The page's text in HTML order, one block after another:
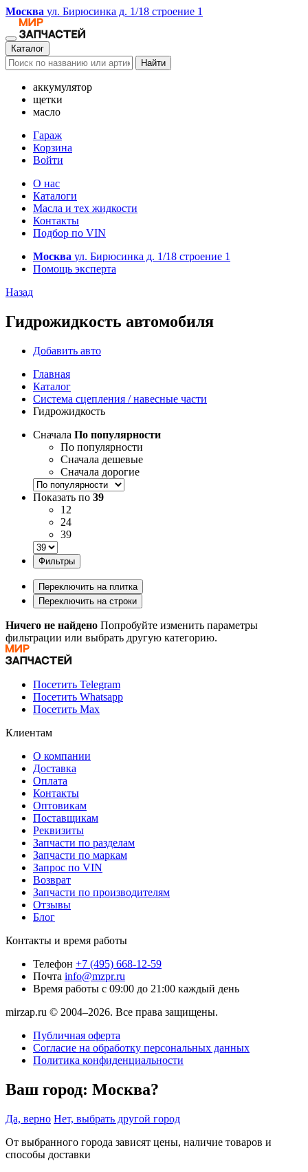
Москва ул. Бирюсинка д. 1/18 строение 1
Каталог
Найти
аккумулятор
щетки
масло
Гараж
Корзина
Войти
О нас
Каталоги
Масла и тех жидкости
Контакты
Подбор по VIN
Москва ул. Бирюсинка д. 1/18 строение 1
Помощь эксперта
Назад
Гидрожидкость автомобиля
Добавить авто
Главная
Каталог
Система сцепления / навесные части
Гидрожидкость
Сначала По популярности
По популярности
Сначала дешевые
Сначала дорогие
Показать по 39
12
24
39
Фильтры
Переключить на плитка
Переключить на строки
Ничего не найдено Попробуйте изменить параметры
фильтрации или выбрать другую категорию.
Посетить Telegram
Посетить Whatsapp
Посетить Max
Клиентам
О компании
Доставка
Оплата
Контакты
Оптовикам
Поставщикам
Реквизиты
Запчасти по разделам
Запчасти по маркам
Запрос по VIN
Возврат
Запчасти по производителям
Отзывы
Блог
Контакты и время работы
Телефон +7 (495) 668-12-59
Почта info@mzpr.ru
Время работы с 09:00 до 21:00 каждый день
mirzap.ru © 2004–2026. Все права защищены.
Публичная оферта
Согласие на обработку персональных данных
Политика конфиденциальности
Ваш город: Москва?
Да, верно Нет, выбрать другой город
От выбранного города зависят цены, наличие товаров и
способы доставки